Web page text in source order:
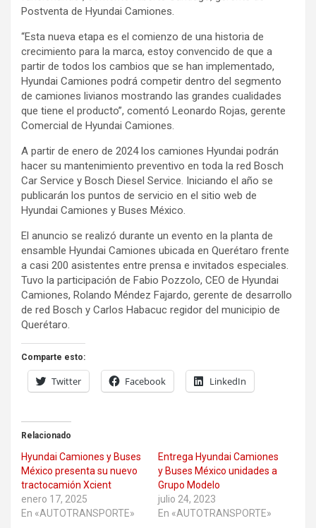
Postventa de Hyundai Camiones.
“Esta nueva etapa es el comienzo de una historia de
crecimiento para la marca, estoy convencido de que a
partir de todos los cambios que se han implementado,
Hyundai Camiones podrá competir dentro del segmento
de camiones livianos mostrando las grandes cualidades
que tiene el producto”, comentó Leonardo Rojas, gerente
Comercial de Hyundai Camiones.
A partir de enero de 2024 los camiones Hyundai podrán
hacer su mantenimiento preventivo en toda la red Bosch
Car Service y Bosch Diesel Service. Iniciando el año se
publicarán los puntos de servicio en el sitio web de
Hyundai Camiones y Buses México.
El anuncio se realizó durante un evento en la planta de
ensamble Hyundai Camiones ubicada en Querétaro frente
a casi 200 asistentes entre prensa e invitados especiales.
Tuvo la participación de Fabio Pozzolo, CEO de Hyundai
Camiones, Rolando Méndez Fajardo, gerente de desarrollo
de red Bosch y Carlos Habacuc regidor del municipio de
Querétaro.
Comparte esto:
Twitter Facebook LinkedIn
Relacionado
Hyundai Camiones y Buses
México presenta su nuevo
tractocamión Xcient
enero 17, 2025
En «AUTOTRANSPORTE»
Entrega Hyundai Camiones
y Buses México unidades a
Grupo Modelo
julio 24, 2023
En «AUTOTRANSPORTE»